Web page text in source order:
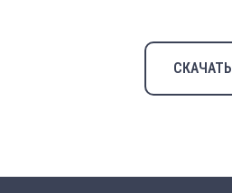
СКАЧАТЬ